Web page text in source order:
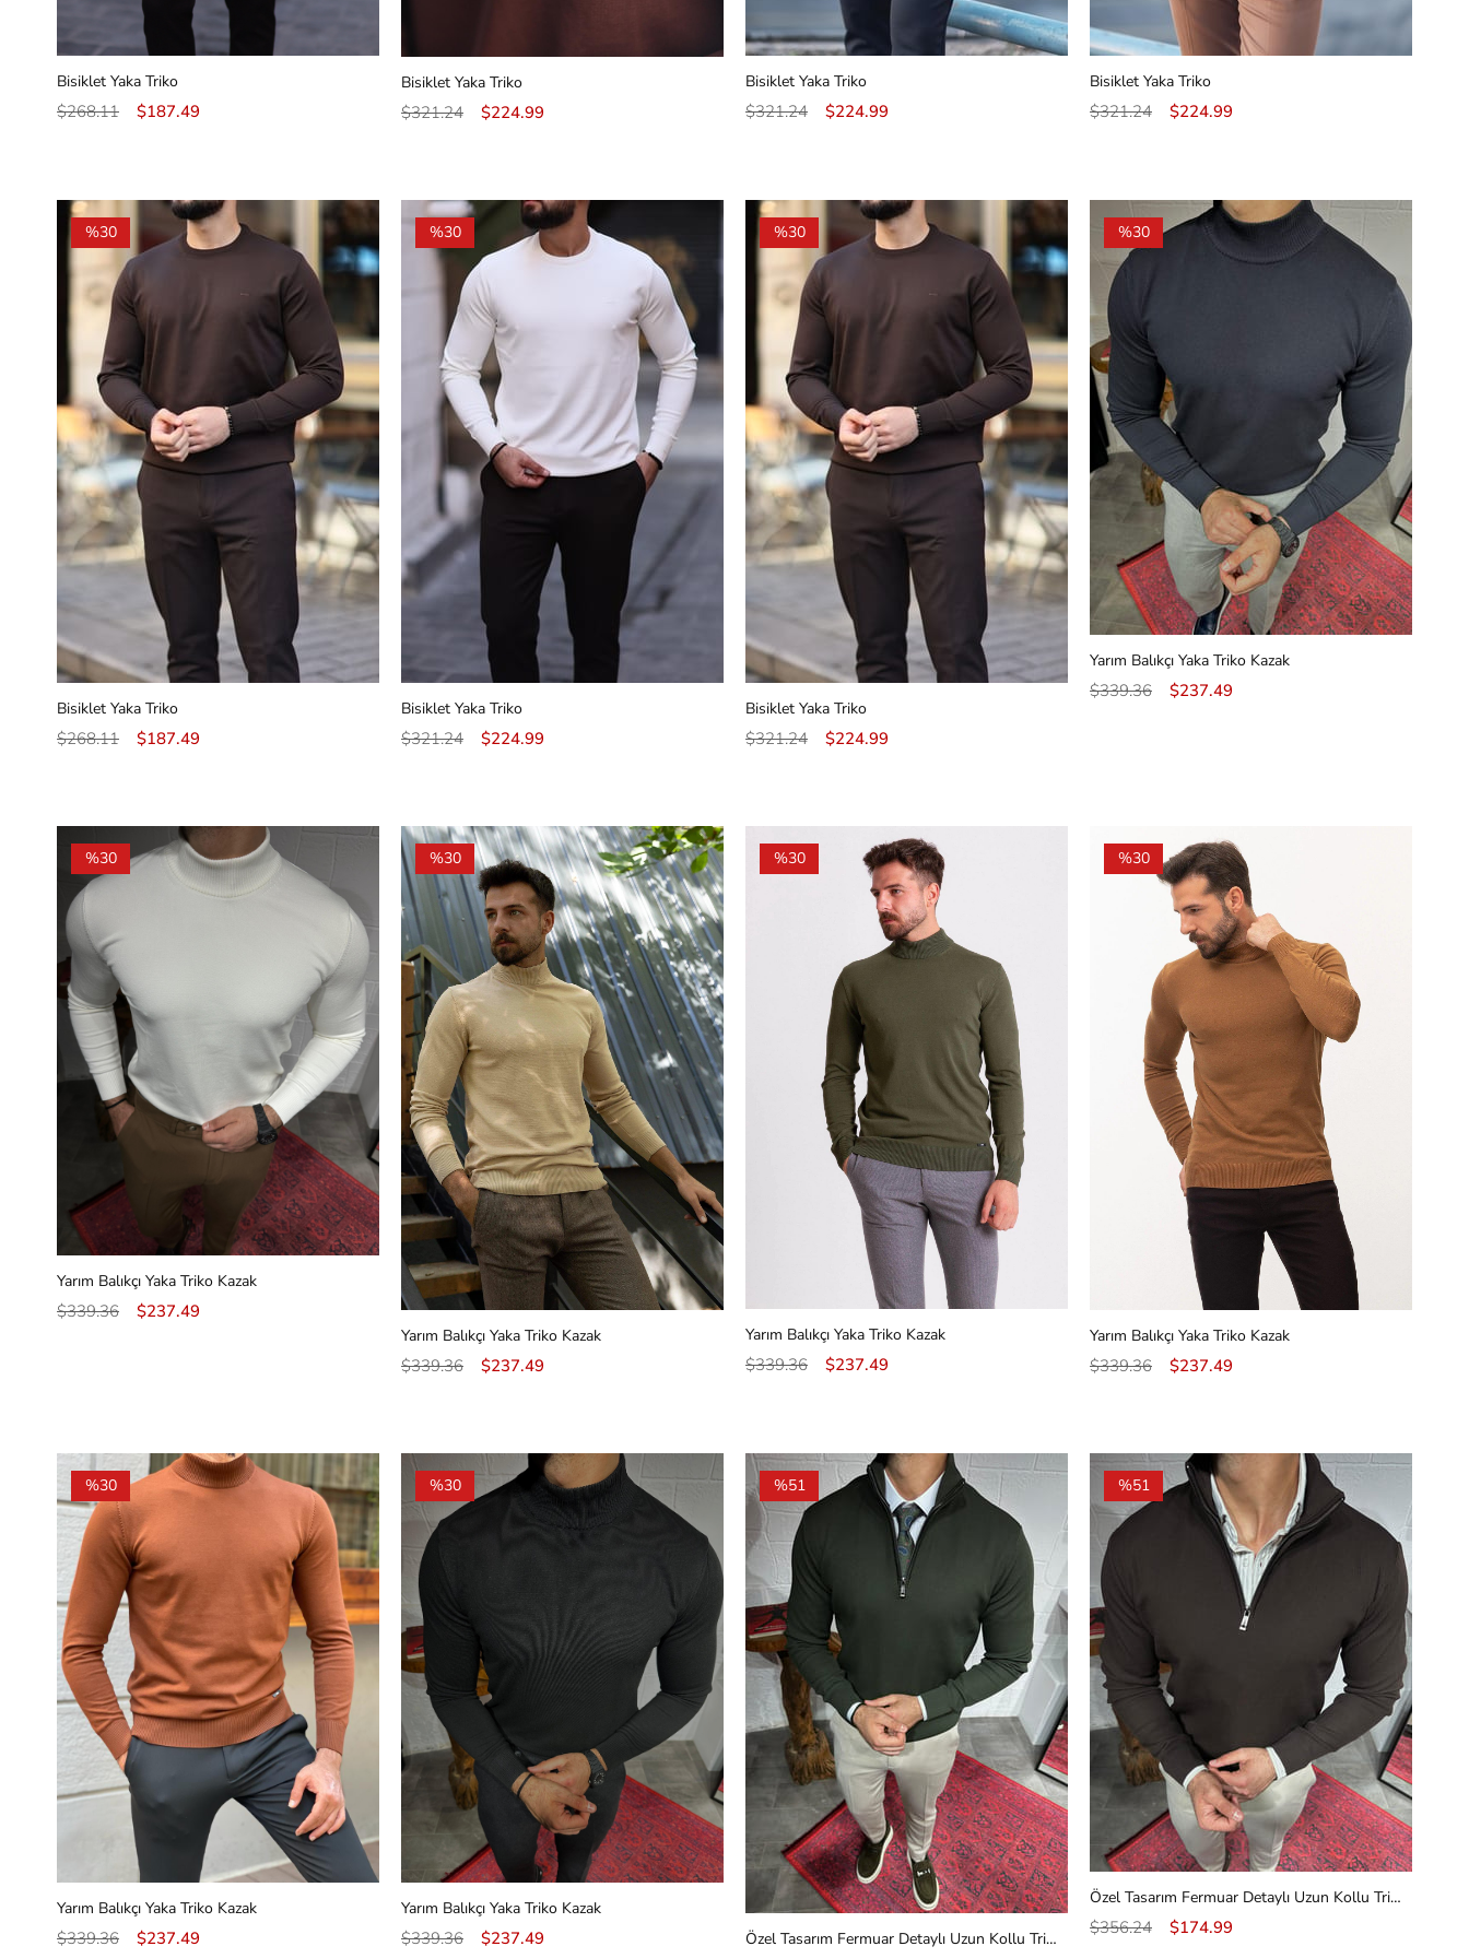
Bisiklet Yaka Triko
$187.49
$268.11
Bisiklet Yaka Triko
$224.99
$321.24
Bisiklet Yaka Triko
$224.99
$321.24
Bisiklet Yaka Triko
$224.99
$321.24
Bisiklet Yaka Triko
$187.49
$268.11
%30
Bisiklet Yaka Triko
$224.99
$321.24
%30
Bisiklet Yaka Triko
$224.99
$321.24
%30
Yarım Balıkçı Yaka Triko Kazak
$237.49
$339.36
%30
Yarım Balıkçı Yaka Triko Kazak
$237.49
$339.36
%30
Yarım Balıkçı Yaka Triko Kazak
$237.49
$339.36
%30
Yarım Balıkçı Yaka Triko Kazak
$237.49
$339.36
%30
Yarım Balıkçı Yaka Triko Kazak
$237.49
$339.36
%30
Yarım Balıkçı Yaka Triko Kazak
$237.49
$339.36
%30
Yarım Balıkçı Yaka Triko Kazak
$237.49
$339.36
%30
Özel Tasarım Fermuar Detaylı Uzun Kollu Triko
%51
Özel Tasarım Fermuar Detaylı Uzun Kollu Triko
$174.99
$356.24
%51